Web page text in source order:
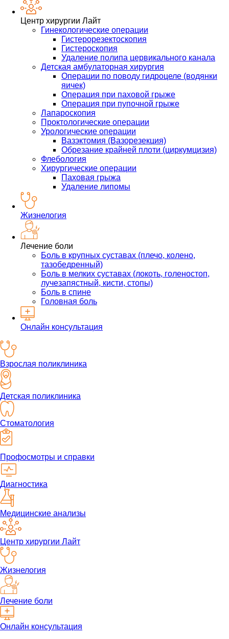
Центр хирургии Лайт
Гинекологические операции
Гистерорезектоскопия
Гистероскопия
Удаление полипа цервикального канала
Детская амбулаторная хирургия
Операции по поводу гидроцеле (водянки
яичек)
Операция при паховой грыже
Операция при пупочной грыже
Лапароскопия
Проктологические операции
Урологические операции
Вазэктомия (Вазорезекция)
Обрезание крайней плоти (циркумцизия)
Флебология
Хирургические операции
Паховая грыжа
Удаление липомы
Жизнелогия
Лечение боли
Боль в крупных суставах (плечо, колено,
тазобедренный)
Боль в мелких суставах (локоть, голеностоп,
лучезапястный, кисти, стопы)
Боль в спине
Головная боль
Онлайн консультация
Взрослая поликлиника
Детская поликлиника
Стоматология
Профосмотры и справки
Диагностика
Медицинские анализы
Центр хирургии Лайт
Жизнелогия
Лечение боли
Онлайн консультация